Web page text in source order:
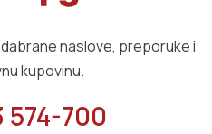
naslove, preporuke i
kupovinu.
574-700